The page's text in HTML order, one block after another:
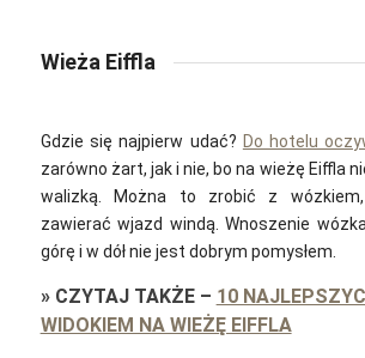
Wieża Eiffla
Gdzie się najpierw udać? Do hotelu
zarówno żart, jak i nie, bo na wieżę Eiffla
walizką. Można to zrobić z
zawierać wjazd windą. Wnoszenie
górę i w dół nie jest dobrym pomysłem.
» CZYTAJ TAKŻE– 10
WIDOKIEM NA WIEŻĘ EIFFLA